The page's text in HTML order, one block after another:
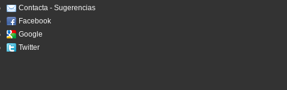
Contacta - Sugerencias
Facebook
Google
Twitter